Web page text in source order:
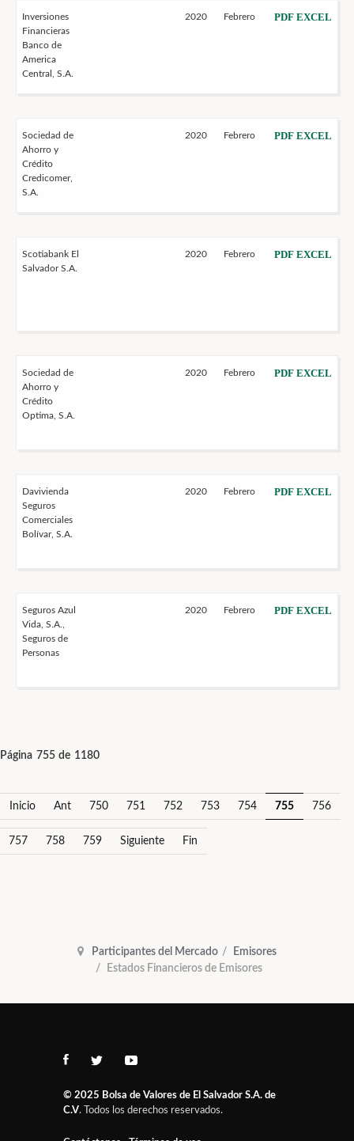
Inversiones
Financieras
Banco de
America
Central, S.A.
2020 Febrero PDF EXCEL
Sociedad de
Ahorro y
Crédito
Credicomer,
S.A.
2020 Febrero PDF EXCEL
Scotiabank El
Salvador S.A.
2020 Febrero PDF EXCEL
Sociedad de
Ahorro y
Crédito
Optima, S.A.
2020 Febrero PDF EXCEL
Davivienda
Seguros
Comerciales
Bolívar, S.A.
2020 Febrero PDF EXCEL
Seguros Azul
Vida, S.A.,
Seguros de
Personas
2020 Febrero PDF EXCEL
Página 755 de 1180
Inicio Ant 750 751 752 753 754 755 756
757 758 759 Siguiente Fin
Participantes del Mercado
Emisores
Estados Financieros de Emisores
© 2025 Bolsa de Valores de El Salvador S.A. de
C.V. Todos los derechos reservados.